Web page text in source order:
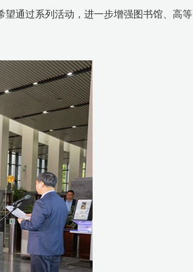
通过系列活动，进一步增强图书馆、高等